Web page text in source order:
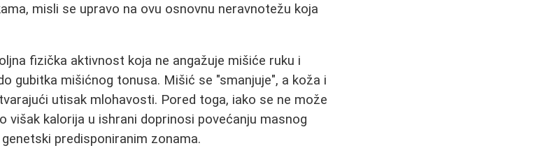
misli se upravo na ovu osnovnu neravnotežu koja
fizička aktivnost koja ne angažuje mišiće ruku i
gubitka mišićnog tonusa. Mišić se "smanjuje", a koža i
utisak mlohavosti. Pored toga, iako se ne može
višak kalorija u ishrani doprinosi povećanju masnog
predisponiranim zonama.